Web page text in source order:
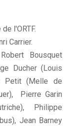
l'ORTF.
Carrier.
Bousquet
Ducher (Louis
Petit (Melle de
Pierre Garin
Philippe
Jean Barney